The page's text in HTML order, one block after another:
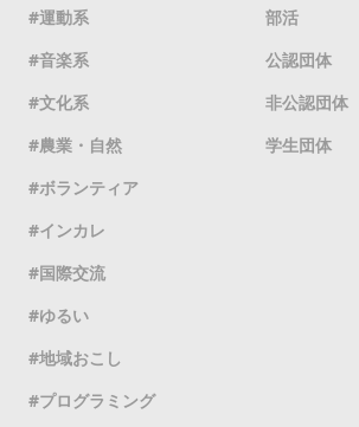
運動系
音楽系
文化系
農業・自然
ボランティア
インカレ
国際交流
ゆるい
地域おこし
プログラミング
部活
公認団体
非公認団体
学生団体